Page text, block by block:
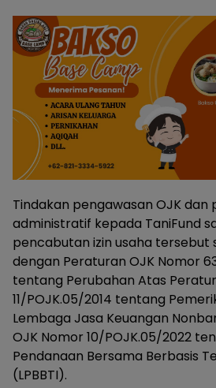
Tindakan pengawasan OJK dan
administratif kepada TaniFund
pencabutan izin usaha tersebut
dengan Peraturan OJK Nomor
tentang Perubahan Atas
11/POJK.05/2014 tentang
Lembaga Jasa Keuangan
OJK Nomor 10/POJK.05/2022
Pendanaan Bersama Berbasis
(LPBBTI).